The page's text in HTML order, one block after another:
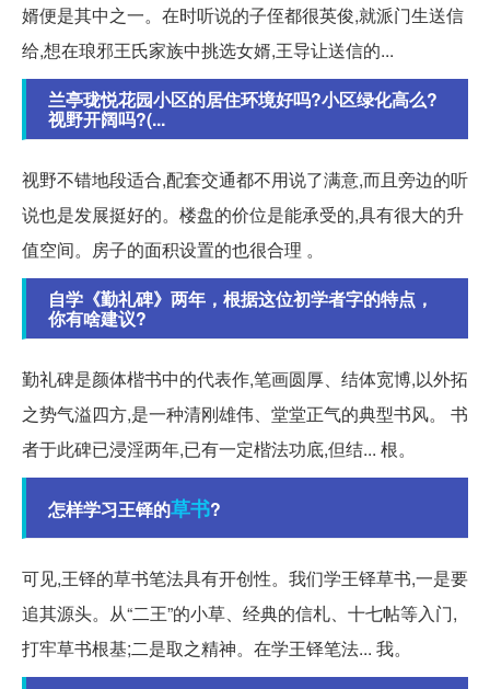
婿便是其中之一。在时听说的子侄都很英俊,就派门生送信
给,想在琅邪王氏家族中挑选女婿,王导让送信的...
兰亭珑悦花园小区的居住环境好吗?小区绿化高么?
视野开阔吗?(...
视野不错地段适合,配套交通都不用说了满意,而且旁边的听
说也是发展挺好的。楼盘的价位是能承受的,具有很大的升
值空间。房子的面积设置的也很合理 。
自学《勤礼碑》两年，根据这位初学者字的特点，
你有啥建议?
勤礼碑是颜体楷书中的代表作,笔画圆厚、结体宽博,以外拓
之势气溢四方,是一种清刚雄伟、堂堂正气的典型书风。 书
者于此碑已浸淫两年,已有一定楷法功底,但结... 根。
怎样学习王铎的草书?
可见,王铎的草书笔法具有开创性。我们学王铎草书,一是要
追其源头。从“二王”的小草、经典的信札、十七帖等入门,
打牢草书根基;二是取之精神。在学王铎笔法... 我。